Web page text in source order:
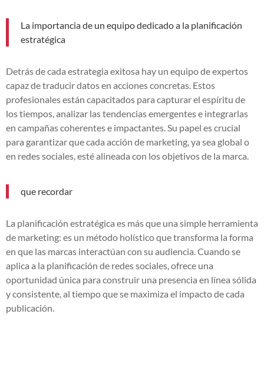
La importancia de un equipo dedicado a la planificación
estratégica
Detrás de cada estrategia exitosa hay un equipo de expertos
capaz de traducir datos en acciones concretas. Estos
profesionales están capacitados para capturar el espíritu de
los tiempos, analizar las tendencias emergentes e integrarlas
en campañas coherentes e impactantes. Su papel es crucial
para garantizar que cada acción de marketing, ya sea global o
en redes sociales, esté alineada con los objetivos de la marca.
que recordar
La planificación estratégica es más que una simple herramienta
de marketing: es un método holístico que transforma la forma
en que las marcas interactúan con su audiencia. Cuando se
aplica a la planificación de redes sociales, ofrece una
oportunidad única para construir una presencia en línea sólida
y consistente, al tiempo que se maximiza el impacto de cada
publicación.